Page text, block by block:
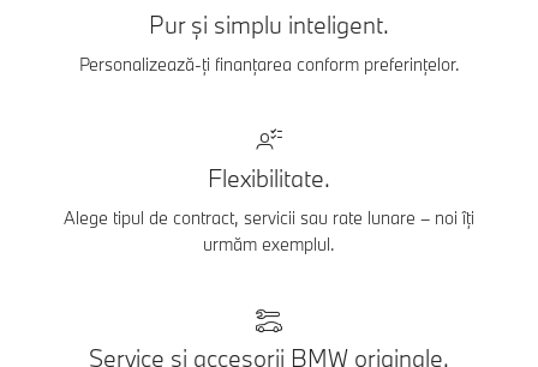
Pur și simplu inteligent.
Personalizează-ți finanțarea conform preferințelor.
Flexibilitate.
Alege tipul de contract, servicii sau rate lunare – noi îți
urmăm exemplul.
Service și accesorii BMW originale.